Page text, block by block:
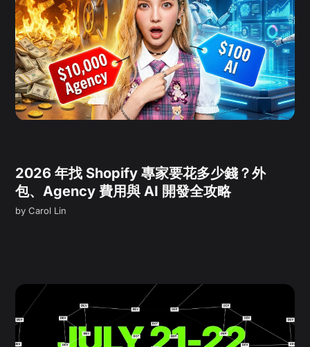
2026 年找 Shopify 專家要花多少錢？外
包、Agency 費用與 AI 開發全攻略
byCarol Lin